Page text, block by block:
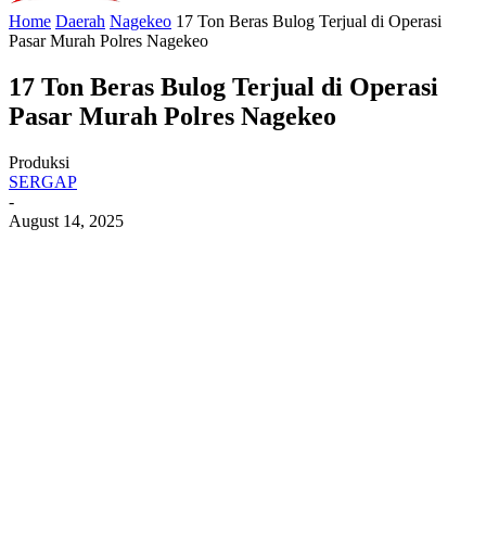
Home Daerah Nagekeo 17 Ton Beras Bulog Terjual di Operasi
Pasar Murah Polres Nagekeo
17 Ton Beras Bulog Terjual di Operasi
Pasar Murah Polres Nagekeo
Produksi
SERGAP
-
August 14, 2025